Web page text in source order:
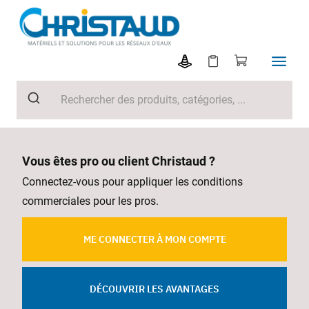
Vous êtes pro ou client Christaud ?
Connectez-vous pour appliquer les conditions
commerciales pour les pros.
ME CONNECTER À MON COMPTE
DÉCOUVRIR LES AVANTAGES